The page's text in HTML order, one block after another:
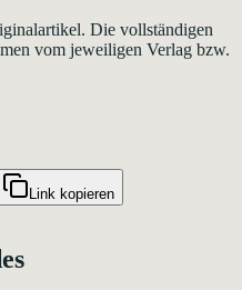
Die vollständigen
vom jeweiligen Verlag bzw.
Link kopieren